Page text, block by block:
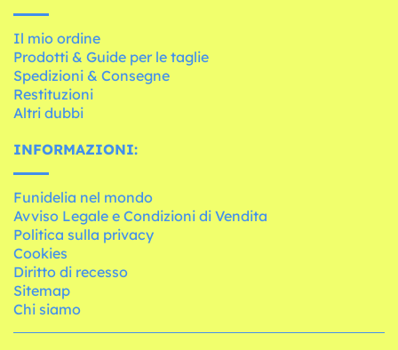
Il mio ordine
Prodotti & Guide per le taglie
Spedizioni & Consegne
Restituzioni
Altri dubbi
INFORMAZIONI:
Funidelia nel mondo
Avviso Legale e Condizioni di Vendita
Politica sulla privacy
Cookies
Diritto di recesso
Sitemap
Chi siamo